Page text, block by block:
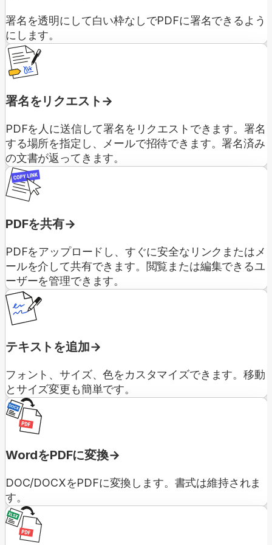
署名を透明にして白い枠なしでPDFに署名できるよう
にします。
署名をリクエスト
PDFを人に送信して署名をリクエストできます。署名
する場所を指定し、メールで招待できます。署名済み
の文書が返ってきます。
PDFを共有
PDFをアップロードし、すぐに安全なリンクまたはメ
ールを介して共有できます。閲覧または編集できるユ
ーザーを管理できます。
テキストを追加
フォント、サイズ、色をカスタマイズできます。移動
とサイズ変更も簡単です。
WordをPDFに変換
DOC/DOCXをPDFに変換します。書式は維持されま
す。